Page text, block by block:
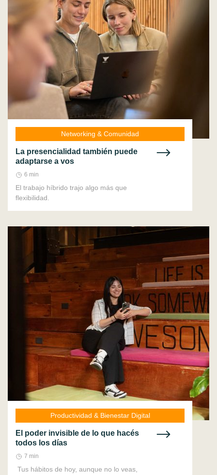
Networking & Comunidad
La presencialidad también puede
adaptarse a vos
6 min
El trabajo híbrido trajo algo más que
flexibilidad.
Productividad & Bienestar Digital
El poder invisible de lo que hacés
todos los días
7 min
Tus hábitos de hoy, aunque no lo veas,